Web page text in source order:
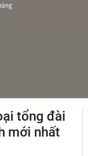
tổng đài
mới nhất